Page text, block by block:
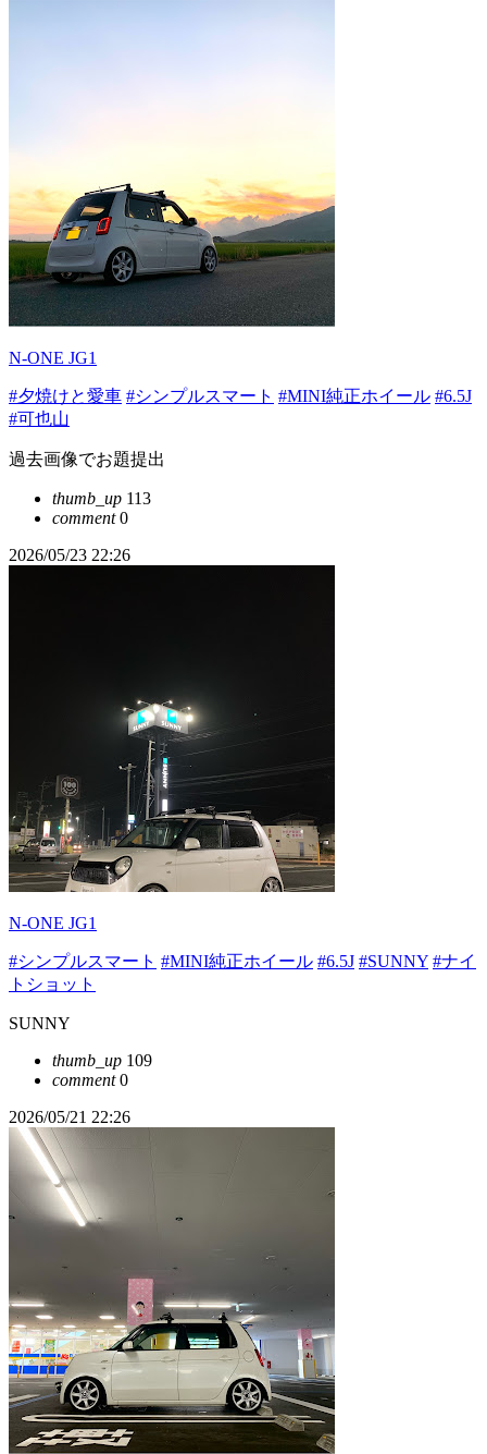
N-ONE JG1
#夕焼けと愛車 #シンプルスマート #MINI純正ホイール #6.5J
#可也山
過去画像でお題提出
thumb_up 113
comment0
2026/05/23 22:26
N-ONE JG1
#シンプルスマート #MINI純正ホイール #6.5J #SUNNY #ナイ
トショット
SUNNY
thumb_up 109
comment0
2026/05/21 22:26